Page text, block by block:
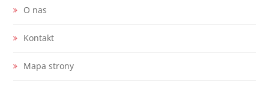
O nas
Kontakt
Mapa strony